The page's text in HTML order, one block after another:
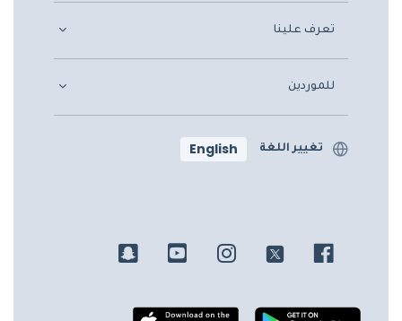
تعرف علينا
للموردين
تغيير اللغة English